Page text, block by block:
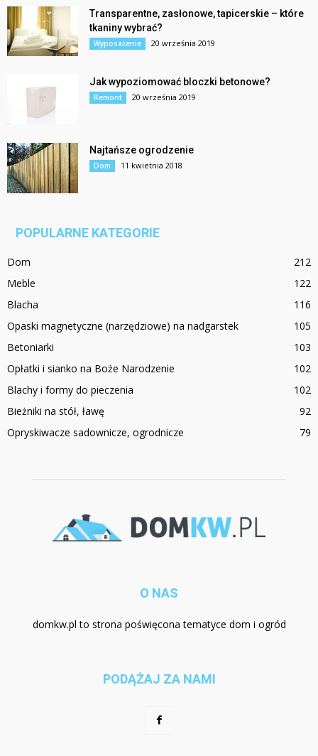
Transparentne, zasłonowe, tapicerskie – które
tkaniny wybrać?
Wyposażenie 20 września 2019
Jak wypoziomować bloczki betonowe?
Remont 20 września 2019
Najtańsze ogrodzenie
Dom 11 kwietnia 2018
POPULARNE KATEGORIE
Dom
212
Meble
122
Blacha
116
Opaski magnetyczne (narzędziowe) na nadgarstek
105
Betoniarki
103
Opłatki i sianko na Boże Narodzenie
102
Blachy i formy do pieczenia
102
Bieżniki na stół, ławę
92
Opryskiwacze sadownicze, ogrodnicze
79
O NAS
domkw.pl to strona poświęcona tematyce dom i ogród
PODĄŻAJ ZA NAMI